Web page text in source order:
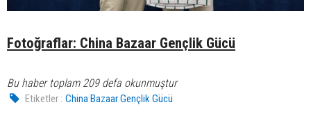
Fotoğraflar: China Bazaar Gençlik Gücü
Bu haber toplam 209 defa okunmuştur
Etiketler : China Bazaar Gençlik Gücü